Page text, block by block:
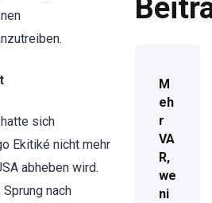
sich
Ekitiké nicht mehr
abheben wird.
nach
M
eh
r
VA
R,
we
ni